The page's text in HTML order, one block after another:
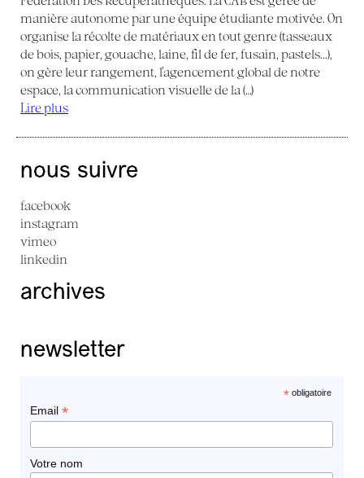
manière autonome par une équipe étudiante motivée. On
organise la récolte de matériaux en tout genre (tasseaux
de bois, papier, gouache, laine, fil de fer, fusain, pastels...),
on gère leur rangement, l’agencement global de notre
espace, la communication visuelle de la (…)
Lire plus
nous suivre
facebook
instagram
vimeo
linkedin
archives
newsletter
*obligatoire
Email *
Votre nom